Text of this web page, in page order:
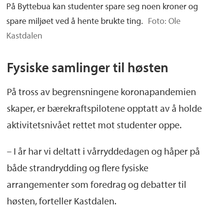
På Byttebua kan studenter spare seg noen kroner og
spare miljøet ved å hente brukte ting. Foto: Ole
Kastdalen
Fysiske samlinger til høsten
På tross av begrensningene koronapandemien
skaper, er bærekraftspilotene opptatt av å holde
aktivitetsnivået rettet mot studenter oppe.
– I år har vi deltatt i vårryddedagen og håper på
både strandrydding og flere fysiske
arrangementer som foredrag og debatter til
høsten, forteller Kastdalen.